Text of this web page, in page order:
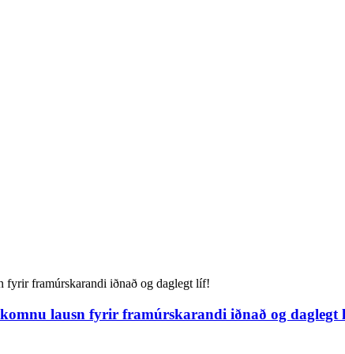
lausn fyrir framúrskarandi iðnað og daglegt